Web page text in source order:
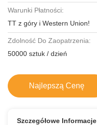
Warunki Płatności:
TT z góry i Western Union!
Zdolność Do Zaopatrzenia:
50000 sztuk / dzień
Najlepszą Cenę
Szczegółowe Informacje